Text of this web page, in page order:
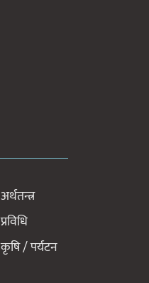
अर्थतन्त्र
प्रविधि
कृषि / पर्यटन